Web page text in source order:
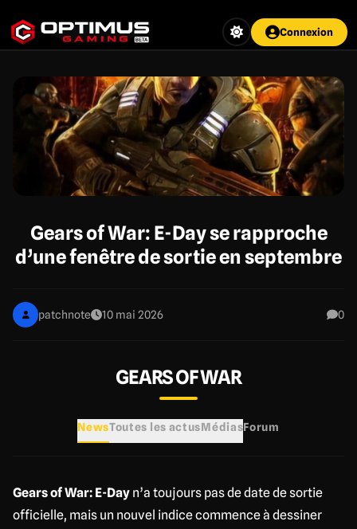
au
contenu
Connexion
Gears of War: E-Day se rapproche
d’une fenêtre de sortie en septembre
patchnote 10 mai 2026 0
GEARS OF WAR
NewsToutes les actusMédiasForum
Gears of War: E-Day n’a toujours pas de date de sortie
officielle, mais un nouvel indice commence à dessiner